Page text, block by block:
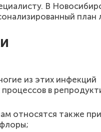
В
план
из этих инфекций
в
относятся также